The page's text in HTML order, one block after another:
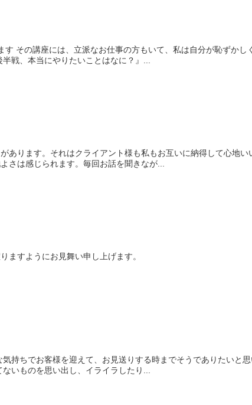
その講座には、立派なお仕事の方もいて、私は自分が恥ずかし
戦、本当にやりたいことはなに？』...
あります。それはクライアント様も私もお互いに納得して心地い
さは感じられます。毎回お話を聞きなが...
ますようにお見舞い申し上げます。
持ちでお客様を迎えて、お見送りする時までそうでありたいと
いものを思い出し、イライラしたり...